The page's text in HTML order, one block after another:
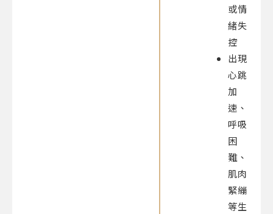
或情
緒失
控
出現
心跳
加
速、
呼吸
困
難、
肌肉
緊繃
等生